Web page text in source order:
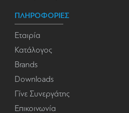
ΠΛΗΡΟΦΟΡΙΕΣ
Εταιρία
Κατάλογος
Brands
Downloads
Γίνε Συνεργάτης
Επικοινωνία